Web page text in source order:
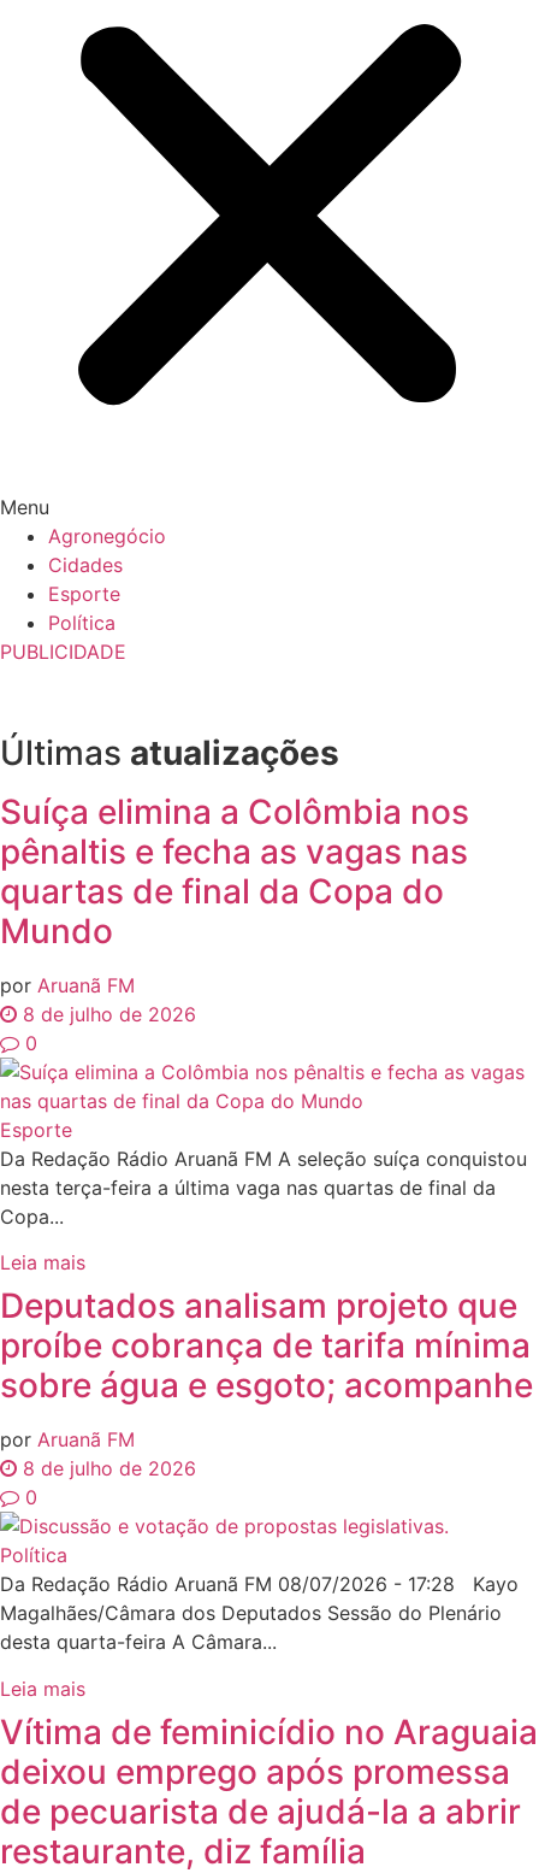
Menu
Agronegócio
Cidades
Esporte
Política
PUBLICIDADE
Últimas atualizações
Suíça elimina a Colômbia nos
pênaltis e fecha as vagas nas
quartas de final da Copa do
Mundo
por Aruanã FM
8 de julho de 2026
0
Esporte
Da Redação Rádio Aruanã FM A seleção suíça conquistou
nesta terça-feira a última vaga nas quartas de final da
Copa...
Leia mais
Deputados analisam projeto que
proíbe cobrança de tarifa mínima
sobre água e esgoto; acompanhe
por Aruanã FM
8 de julho de 2026
0
Política
Da Redação Rádio Aruanã FM 08/07/2026 - 17:28 Kayo
Magalhães/Câmara dos Deputados Sessão do Plenário
desta quarta-feira A Câmara...
Leia mais
Vítima de feminicídio no Araguaia
deixou emprego após promessa
de pecuarista de ajudá-la a abrir
restaurante, diz família